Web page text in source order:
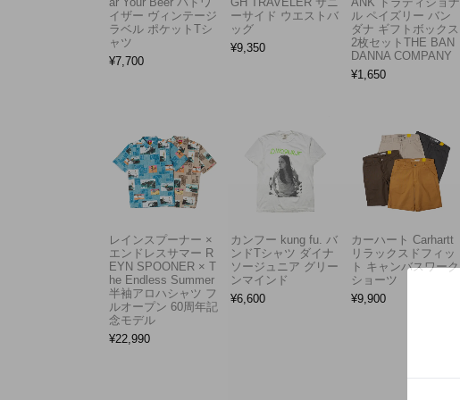
イザー ヴィンテージ
ラベル ポケットTシ
ャツ
¥7,700
ーサイド ウエストバ
ッグ
¥9,350
ル ペイズリー バン
ダナ ギフトボックス
2枚セットTHE BAN
DANNA COMPANY
¥1,650
レインスプーナー ×
エンドレスサマー R
EYN SPOONER × T
he Endless Summer
半袖アロハシャツ フ
ルオープン 60周年記
念モデル
¥22,990
カンフー kung fu. バ
ンドTシャツ ダイナ
ソージュニア グリー
ンマインド
¥6,600
カーハート Carhartt
リラックスドフィッ
ト キャンバスワーク
ショーツ
¥9,900